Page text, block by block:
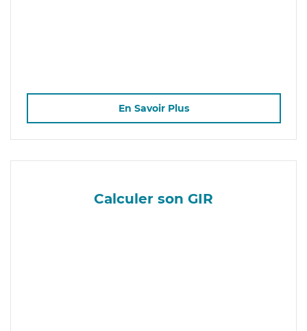
En Savoir Plus
Calculer son GIR